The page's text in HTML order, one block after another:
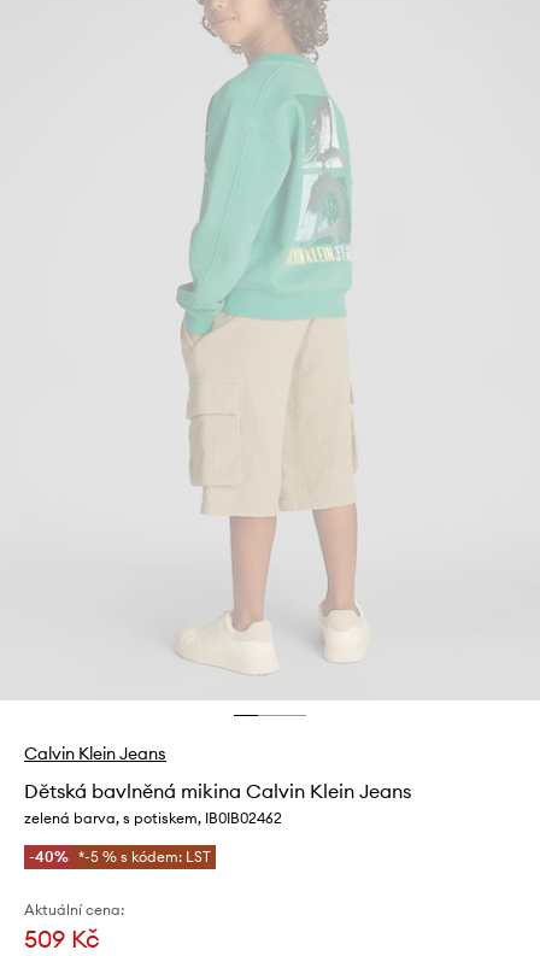
Calvin Klein Jeans
Dětská bavlněná mikina Calvin Klein Jeans
zelená barva, s potiskem, IB0IB02462
-40% *-5 % s kódem: LST
Aktuální cena:
509 Kč